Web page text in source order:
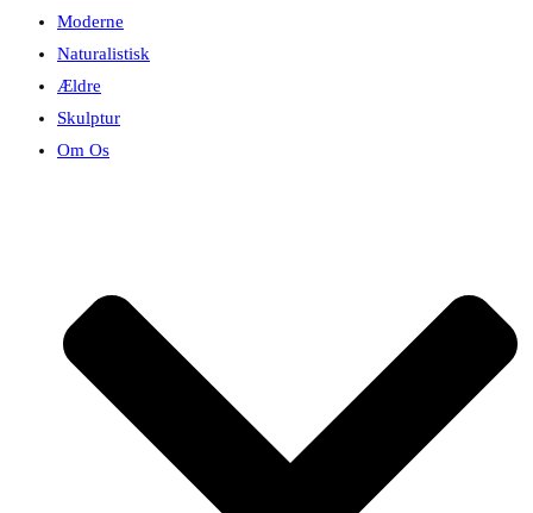
Moderne
Naturalistisk
Ældre
Skulptur
Om Os